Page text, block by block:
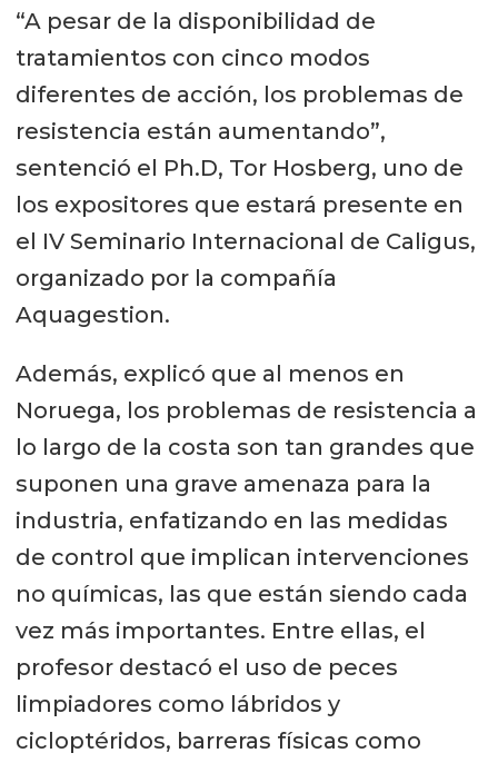
“A pesar de la disponibilidad de
tratamientos con cinco modos
diferentes de acción, los problemas de
resistencia están aumentando”,
sentenció el Ph.D, Tor Hosberg, uno de
los expositores que estará presente en
el IV Seminario Internacional de Caligus,
organizado por la compañía
Aquagestion.
Además, explicó que al menos en
Noruega, los problemas de resistencia a
lo largo de la costa son tan grandes que
suponen una grave amenaza para la
industria, enfatizando en las medidas
de control que implican intervenciones
no químicas, las que están siendo cada
vez más importantes. Entre ellas, el
profesor destacó el uso de peces
limpiadores como lábridos y
cicloptéridos, barreras físicas como